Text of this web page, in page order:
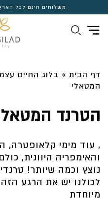
משלוחים חינם לכל הארץ | 12 תשלומים ללא
דף הבית » בלוג החיים
המטאלי
הטרנד
, עוד מימי קלאופטרה,
והאימפריה היוונית,
נוצץ וכמה שיותר!
לכולנו יש את הרגע
מיוחדת